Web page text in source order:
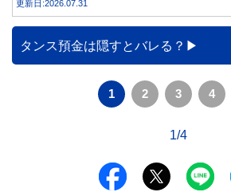
族が行うべき手続きについて分
更新日:2026.07.31
タンス預金は隠すとバレる？
1 2 3 4
1/4